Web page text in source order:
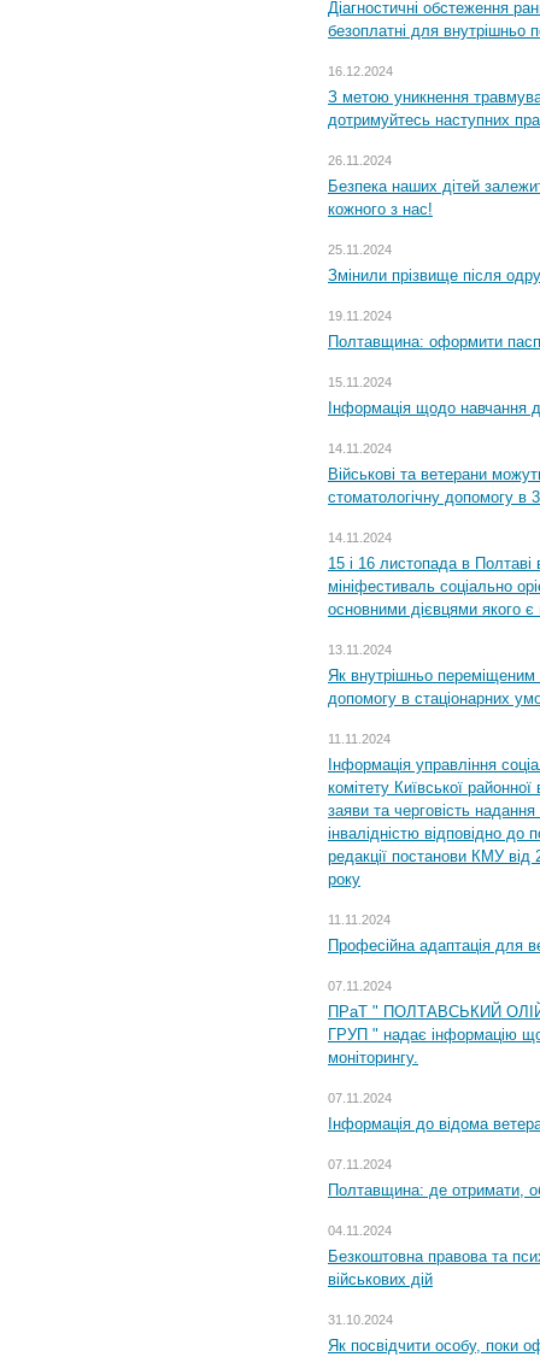
Діагностичні обстеження
безоплатні для внутрішньо
16.12.2024
З метою уникнення
дотримуйтесь наступних
26.11.2024
Безпека наших дітей
кожного з нас!
25.11.2024
Змінили прізвище після
19.11.2024
Полтавщина: оформити
15.11.2024
Інформація щодо навчання
14.11.2024
Військові та ветерани
стоматологічну допомогу в
14.11.2024
15 і 16 листопада в
мініфестиваль соціально
основними дієвцями якого є
13.11.2024
Як внутрішньо переміщеним
допомогу в стаціонарних
11.11.2024
Інформація управління
комітету Київської
заяви та черговість надання
інвалідністю відповідно
редакції постанови КМУ
року
11.11.2024
Професійна адаптація для
07.11.2024
ПРаТ " ПОЛТАВСЬКИЙ
ГРУП " надає інформацію
моніторингу.
07.11.2024
Інформація до відома
07.11.2024
Полтавщина: де отримати,
04.11.2024
Безкоштовна правова та
військових дій
31.10.2024
Як посвідчити особу, поки